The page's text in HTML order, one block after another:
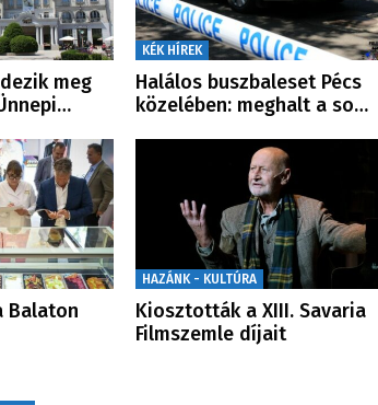
meg
KÉK HÍREK
Halálos buszbaleset Pécs
közelében: meghalt a so…
Balaton
HAZÁNK - KULTÚRA
Kiosztották a XIII. Savaria
Filmszemle díjait